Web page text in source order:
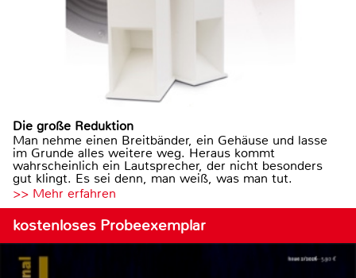
Die große Reduktion
Man nehme einen Breitbänder, ein Gehäuse und lasse
im Grunde alles weitere weg. Heraus kommt
wahrscheinlich ein Lautsprecher, der nicht besonders
gut klingt. Es sei denn, man weiß, was man tut.
>> Mehr erfahren
kostenloses Probeexemplar